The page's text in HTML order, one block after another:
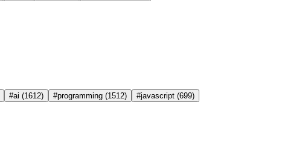
#ai (1612) #programming (1512) #javascript (699)